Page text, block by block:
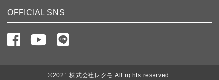
OFFICIAL SNS
©2021 株式会社レクモ All rights reserved.